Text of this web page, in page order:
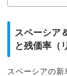
スペーシア
と残価率（
スペーシアの新